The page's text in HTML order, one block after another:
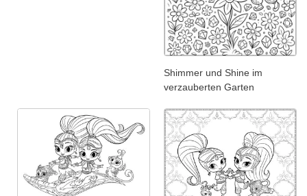
Shimmer und Shine im
verzauberten Garten